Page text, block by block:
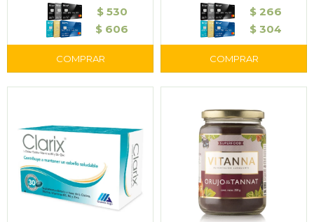
$ 530
$ 606
$ 266
$ 304